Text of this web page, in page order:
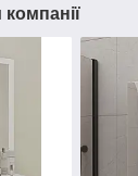
компанії